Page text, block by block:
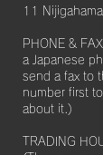
11
PHONE &
a Japanese
send a fax to
number first
about it.)
TRADING